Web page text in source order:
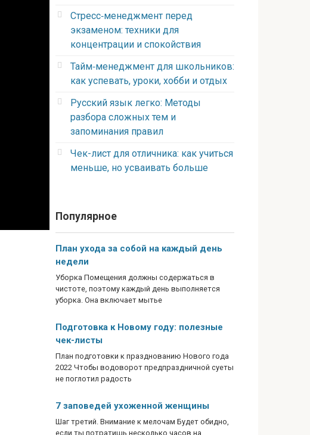
Стресс‑менеджмент перед
экзаменом: техники для
концентрации и спокойствия
Тайм‑менеджмент для школьников:
как успевать, уроки, хобби и отдых
Русский язык легко: Методы
разбора сложных тем и
запоминания правил
Чек-лист для отличника: как учиться
меньше, но усваивать больше
Популярное
План ухода за собой на каждый день
недели
Уборка Помещения должны содержаться в
чистоте, поэтому каждый день выполняется
уборка. Она включает мытье
Подготовка к Новому году: полезные
чек-листы
План подготовки к празднованию Нового года
2022 Чтобы водоворот предпраздничной суеты
не поглотил радость
7 заповедей ухоженной женщины
Шаг третий. Внимание к мелочам Будет обидно,
если ты потратишь несколько часов на